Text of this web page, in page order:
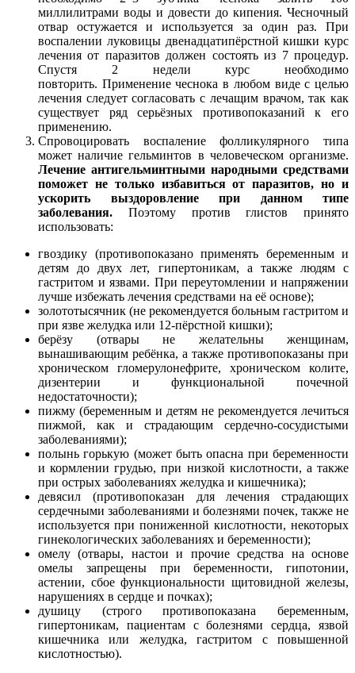
миллилитрами воды и довести до кипения. Чесночный
отвар остужается и используется за один раз. При
воспалении луковицы двенадцатипёрстной кишки курс
лечения от паразитов должен состоять из 7 процедур.
Спустя 2 недели курс необходимо
повторить. Применение чеснока в любом виде с целью
лечения следует согласовать с лечащим врачом, так как
существует ряд серьёзных противопоказаний к его
применению.
Спровоцировать воспаление фолликулярного типа
может наличие гельминтов в человеческом организме.
Лечение антигельминтными народными средствами
поможет не только избавиться от паразитов, но и
ускорить выздоровление при данном типе
заболевания. Поэтому против глистов принято
использовать:
гвоздику (противопоказано применять беременным и
детям до двух лет, гипертоникам, а также людям с
гастритом и язвами. При переутомлении и напряжении
лучше избежать лечения средствами на её основе);
золототысячник (не рекомендуется больным гастритом и
при язве желудка или 12-пёрстной кишки);
берёзу (отвары не желательны женщинам,
вынашивающим ребёнка, а также противопоказаны при
хроническом гломерулонефрите, хроническом колите,
дизентерии и функциональной почечной
недостаточности);
пижму (беременным и детям не рекомендуется лечиться
пижмой, как и страдающим сердечно-сосудистыми
заболеваниями);
полынь горькую (может быть опасна при беременности
и кормлении грудью, при низкой кислотности, а также
при острых заболеваниях желудка и кишечника);
девясил (противопоказан для лечения страдающих
сердечными заболеваниями и болезнями почек, также не
используется при пониженной кислотности, некоторых
гинекологических заболеваниях и беременности);
омелу (отвары, настои и прочие средства на основе
омелы запрещены при беременности, гипотонии,
астении, сбое функциональности щитовидной железы,
нарушениях в сердце и почках);
душицу (строго противопоказана беременным,
гипертоникам, пациентам с болезнями сердца, язвой
кишечника или желудка, гастритом с повышенной
кислотностью).